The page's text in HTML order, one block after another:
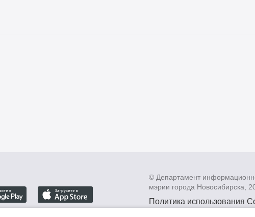
© Департамент
мэрии города Новосибирска,
Политика использования